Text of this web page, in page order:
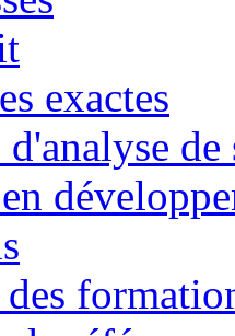
exactes
de